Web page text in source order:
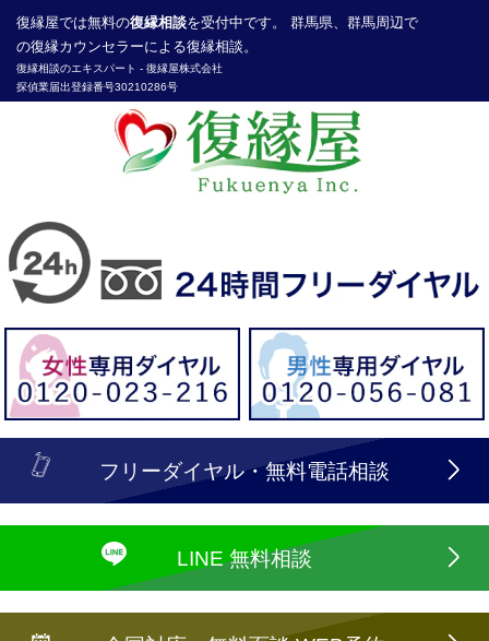
復縁屋では無料の復縁相談を受付中です。 群馬県、群馬周辺で
の復縁カウンセラーによる復縁相談。
復縁相談のエキスパート - 復縁屋株式会社
探偵業届出登録番号30210286号
フリーダイヤル・無料電話相談
LINE 無料相談